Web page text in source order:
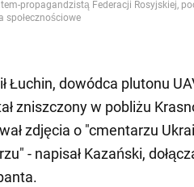
Łuchin, dowódca plutonu
zniszczony w pobliżu
zdjęcia o "cmentarzu
- napisał Kazański,